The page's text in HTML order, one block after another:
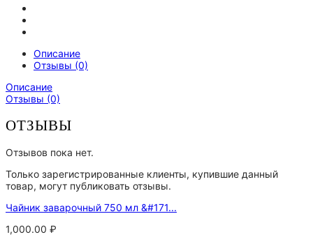
Описание
Отзывы (0)
Описание
Отзывы (0)
ОТЗЫВЫ
Отзывов пока нет.
Только зарегистрированные клиенты, купившие данный
товар, могут публиковать отзывы.
Чайник заварочный 750 мл &#171...
1,000.00 ₽